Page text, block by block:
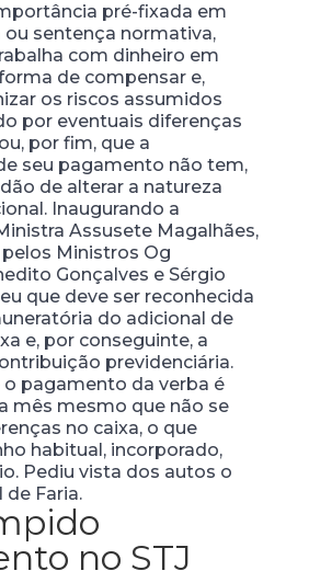
pré-fixada em
sentença normativa,
com dinheiro em
de compensar e,
os riscos assumidos
por eventuais diferenças
por fim, que a
seu pagamento não tem,
de alterar a natureza
Inaugurando a
Assusete Magalhães,
Ministros Og
Gonçalves e Sérgio
que deve ser reconhecida
do adicional de
e, por conseguinte, a
previdenciária.
o pagamento da verba é
mês mesmo que não se
no caixa, o que
habitual, incorporado,
Pediu vista dos autos o
de Faria.
no STJ